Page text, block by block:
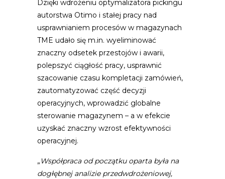
Dzięki wdrożeniu optymalizatora pickingu
autorstwa Otimo i stałej pracy nad
usprawnianiem procesów w magazynach
TME udało się m.in. wyeliminować
znaczny odsetek przestojów i awarii,
polepszyć ciągłość pracy, usprawnić
szacowanie czasu kompletacji zamówień,
zautomatyzować część decyzji
operacyjnych, wprowadzić globalne
sterowanie magazynem – a w efekcie
uzyskać znaczny wzrost efektywności
operacyjnej.
„ Współpraca od początku oparta była na
dogłębnej analizie przedwdrożeniowej,